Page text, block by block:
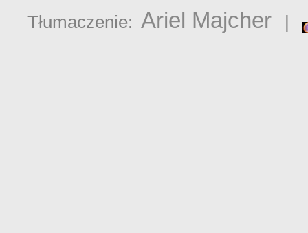
Tłumaczenie: Ariel Majcher |